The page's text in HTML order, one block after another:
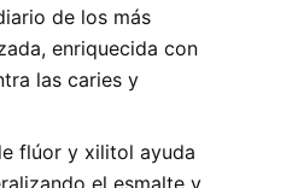
de los más
enriquecida con
las caries y
flúor y xilitol ayuda